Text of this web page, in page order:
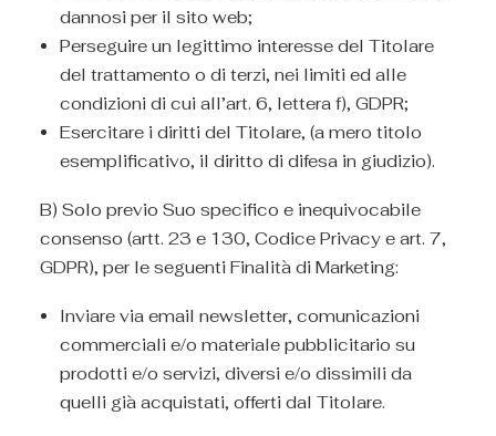
dannosi per il sito web;
Perseguire un legittimo interesse del Titolare
del trattamento o di terzi, nei limiti ed alle
condizioni di cui all’art. 6, lettera f), GDPR;
Esercitare i diritti del Titolare, (a mero titolo
esemplificativo, il diritto di difesa in giudizio).
B) Solo previo Suo specifico e inequivocabile
consenso (artt. 23 e 130, Codice Privacy e art. 7,
GDPR), per le seguenti Finalità di Marketing:
Inviare via email newsletter, comunicazioni
commerciali e/o materiale pubblicitario su
prodotti e/o servizi, diversi e/o dissimili da
quelli già acquistati, offerti dal Titolare.